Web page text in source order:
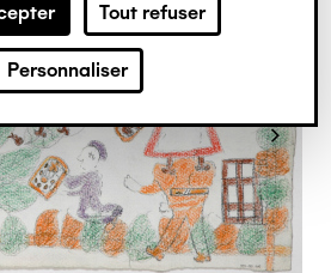
Tout refuser
Personnaliser